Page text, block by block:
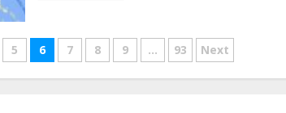
5 6 7 8 9 … 93 Next